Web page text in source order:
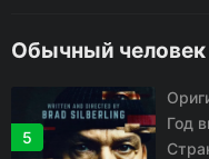
Обычный человек
5
Год